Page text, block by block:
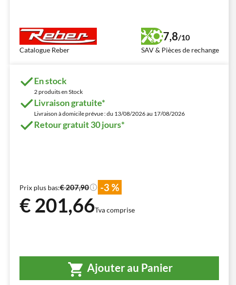
Catalogue Reber
7,8/10
SAV & Pièces de rechange
En stock
2 produits en Stock
Livraison gratuite*
Livraison à domicile prévue : du 13/08/2026 au 17/08/2026
Retour gratuit 30 jours*
Prix plus bas:€ 207,90 -3 %
€ 201,66Tva comprise
Ajouter au Panier